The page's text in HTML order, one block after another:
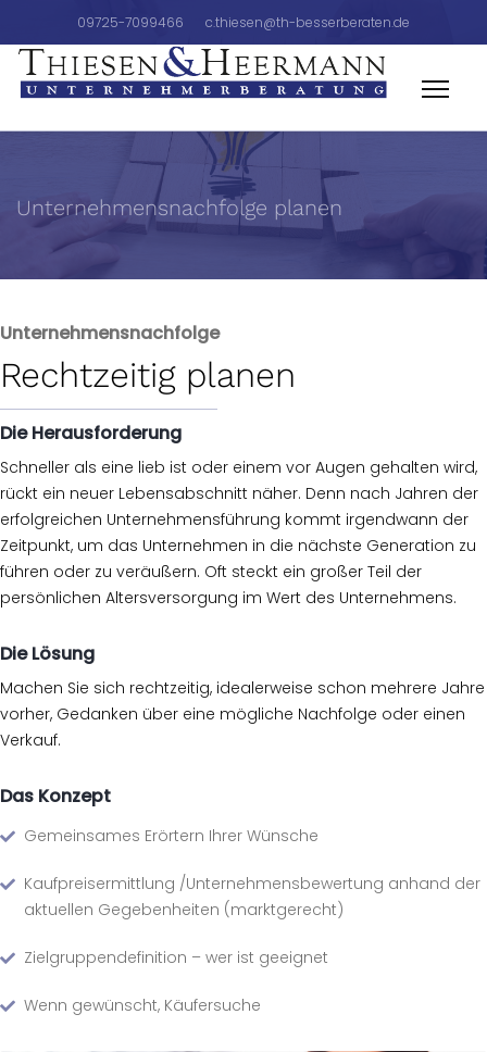
09725-7099466 c.thiesen@th-besserberaten.de
Unternehmensnachfolge planen
Unternehmensnachfolge
Rechtzeitig planen
Die Herausforderung
Schneller als eine lieb ist oder einem vor Augen gehalten wird,
rückt ein neuer Lebensabschnitt näher. Denn nach Jahren der
erfolgreichen Unternehmensführung kommt irgendwann der
Zeitpunkt, um das Unternehmen in die nächste Generation zu
führen oder zu veräußern. Oft steckt ein großer Teil der
persönlichen Altersversorgung im Wert des Unternehmens.
Die Lösung
Machen Sie sich rechtzeitig, idealerweise schon mehrere Jahre
vorher, Gedanken über eine mögliche Nachfolge oder einen
Verkauf.
Das Konzept
Gemeinsames Erörtern Ihrer Wünsche
Kaufpreisermittlung /Unternehmensbewertung anhand der
aktuellen Gegebenheiten (marktgerecht)
Zielgruppendefinition – wer ist geeignet
Wenn gewünscht, Käufersuche